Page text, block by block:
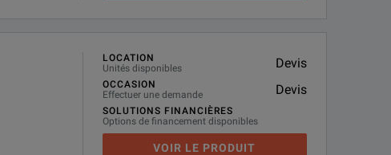
LOCATION
Unités disponibles
Devis
OCCASION
Effectuer une demande
Devis
SOLUTIONS FINANCIÈRES
Options de financement disponibles
VOIR LE PRODUIT